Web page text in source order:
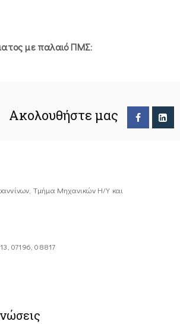
με παλαιό ΠΜΣ:
Ακολουθήστε μας
Τμήμα Μηχανικών Η/Υ και
07196, 08817